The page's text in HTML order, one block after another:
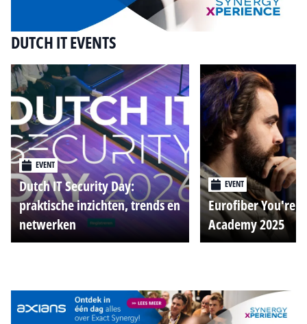
DUTCH IT EVENTS
EVENT
Dutch IT Security Day:
praktische inzichten, trends en
netwerken
EVENT
Eurofiber You're
Academy 2025